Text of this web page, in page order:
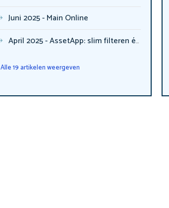
Juni 2025 - Main Online
April 2025 - AssetApp: slim filteren én in één handeling afmelden van taken in een gebouw
Alle 19 artikelen weergeven